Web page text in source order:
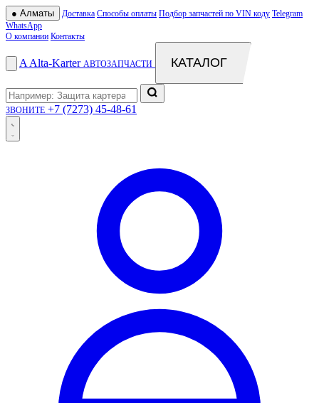
● Алматы Доставка Способы оплаты Подбор запчастей по VIN коду Telegram
WhatsApp
О компании Контакты
A Alta-Karter АВТОЗАПЧАСТИ КАТАЛОГ
ЗВОНИТЕ +7 (7273) 45-48-61